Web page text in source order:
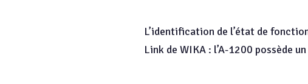
L’identification de l’état de
Link de WIKA : l’A-1200 possède